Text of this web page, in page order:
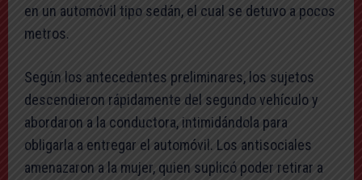
en un automóvil tipo sedán, el cual se detuvo a pocos
metros.
Según los antecedentes preliminares, los sujetos
descendieron rápidamente del segundo vehículo y
abordaron a la conductora, intimidándola para
obligarla a entregar el automóvil. Los antisociales
amenazaron a la mujer, quien suplicó poder retirar a